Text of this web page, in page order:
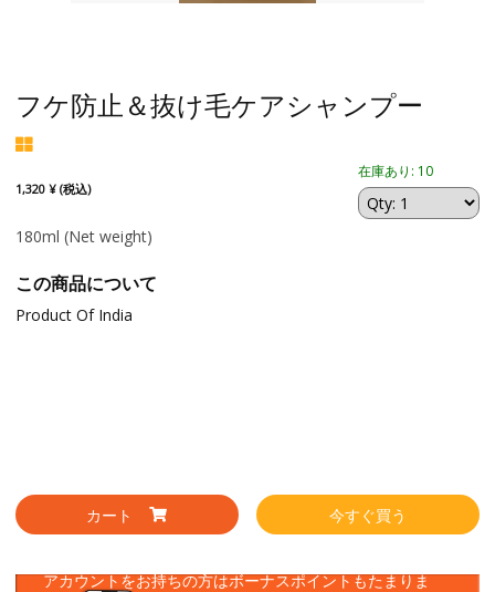
フケ防止＆抜け毛ケアシャンプー
1,320 ¥ (税込)
在庫あり: 10
180ml (Net weight)
この商品について
Product Of India
カート 今すぐ買う
アカウントをお持ちの方はボーナスポイントもたまりま